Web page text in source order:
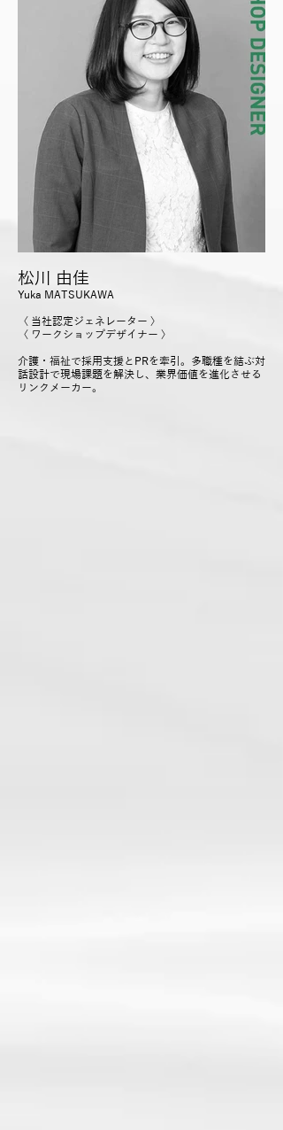
松川 由佳
Yuka MATSUKAWA
〈 当社認定ジェネレーター 〉
〈 ワークショップデザイナー 〉
介護・福祉で採用支援とPRを牽引。多職種を結ぶ対
話設計で現場課題を解決し、業界価値を進化させる
リンクメーカー。